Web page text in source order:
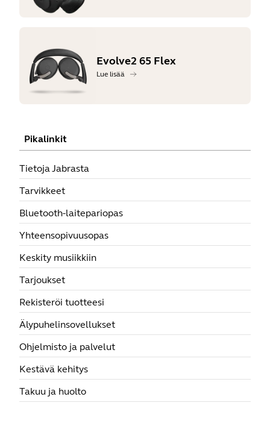
Evolve2 65 Flex
Lue lisää
Pikalinkit
Tietoja Jabrasta
Tarvikkeet
Bluetooth-laitepariopas
Yhteensopivuusopas
Keskity musiikkiin
Tarjoukset
Rekisteröi tuotteesi
Älypuhelinsovellukset
Ohjelmisto ja palvelut
Kestävä kehitys
Takuu ja huolto